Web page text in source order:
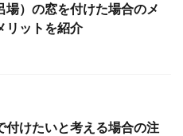
場）の窓を付けた場合のメ
リットを紹介
付けたいと考える場合の注